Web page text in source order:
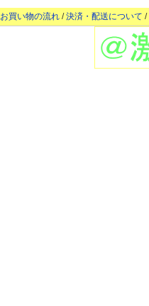
お買い物の流れ /決済・配送について /